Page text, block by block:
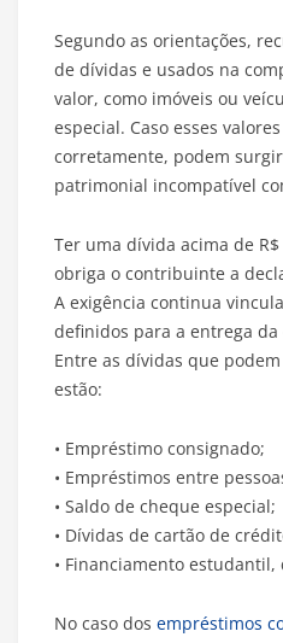
Segundo as orientações,
de dívidas e usados na
valor, como imóveis ou
especial. Caso esses
corretamente, podem
patrimonial incompatível
Ter uma dívida acima de
obriga o contribuinte a
A exigência continua
definidos para a entrega da
Entre as dívidas que
estão:
• Empréstimo consignado;
• Empréstimos entre
• Saldo de cheque especial;
• Dívidas de cartão de
• Financiamento estudantil,
No caso dos empréstimos